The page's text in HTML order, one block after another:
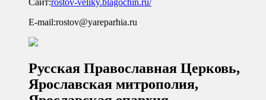
Сайт:rostov-veliky.blagochin.ru/
E-mail:rostov@yareparhia.ru
Русская Православная Церковь,
Ярославская митрополия,